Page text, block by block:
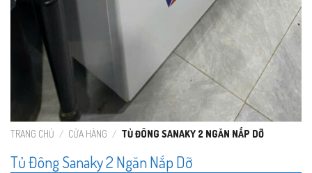
TRANG CHỦ / CỬA HÀNG / TỦ ĐÔNG SANAKY 2 NGĂN NẮP DỠ
Tủ Đông Sanaky 2 Ngăn Nắp Dỡ